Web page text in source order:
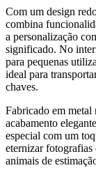
Com um design
combina
a personalização
significado. No
para pequenas
ideal para
chaves.
Fabricado em metal
acabamento
especial com um
eternizar fotografias
animais de